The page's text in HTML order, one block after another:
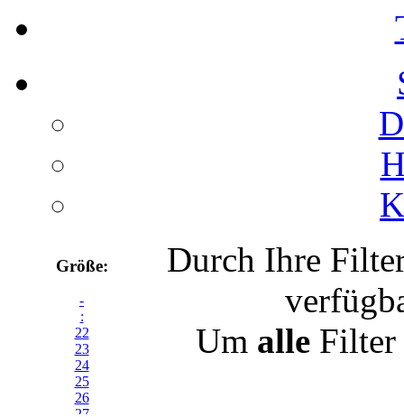
Größe:
-
:
22
23
24
25
26
Durch Ihre
Um alle Filter